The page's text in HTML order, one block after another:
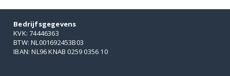
Bedrijfsgegevens
KVK: 74446363
BTW: NL001692453B03
IBAN: NL96 KNAB 0259 0356 10